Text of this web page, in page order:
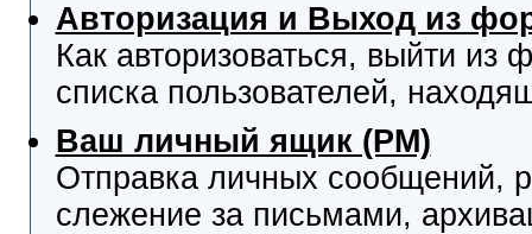
Авторизация и Выход из
Как авторизоваться, выйти из
списка пользователей,
Ваш личный ящик (PM)
Отправка личных сообщений,
слежение за письмами,